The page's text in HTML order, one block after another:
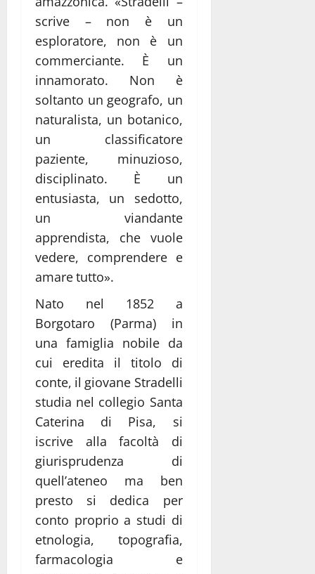
scrive – non è un
esploratore, non è un
commerciante. È un
innamorato. Non è
soltanto un geografo, un
naturalista, un botanico,
un classificatore
paziente, minuzioso,
disciplinato. È un
entusiasta, un sedotto,
un viandante
apprendista, che vuole
vedere, comprendere e
amare tutto».
Nato nel 1852 a
Borgotaro (Parma) in
una famiglia nobile da
cui eredita il titolo di
conte, il giovane Stradelli
studia nel collegio Santa
Caterina di Pisa, si
iscrive alla facoltà di
giurisprudenza di
quell’ateneo ma ben
presto si dedica per
conto proprio a studi di
etnologia, topografia,
farmacologia e